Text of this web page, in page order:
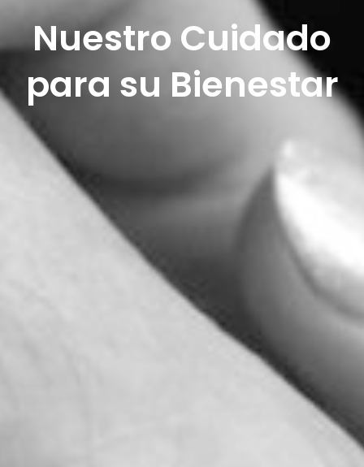
Nuestro Cuidado
para su Bienestar